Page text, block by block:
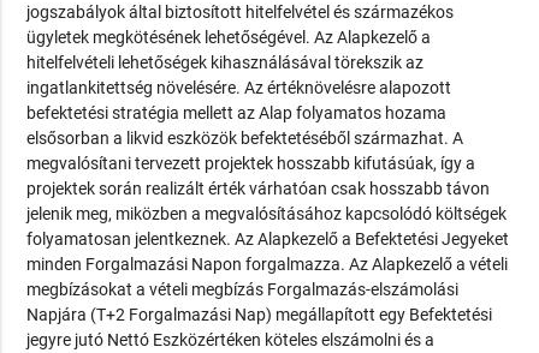
jogszabályok által biztosított hitelfelvétel és származékos
ügyletek megkötésének lehetőségével. Az Alapkezelő a
hitelfelvételi lehetőségek kihasználásával törekszik az
ingatlankitettség növelésére. Az értéknövelésre alapozott
befektetési stratégia mellett az Alap folyamatos hozama
elsősorban a likvid eszközök befektetéséből származhat. A
megvalósítani tervezett projektek hosszabb kifutásúak, így a
projektek során realizált érték várhatóan csak hosszabb távon
jelenik meg, miközben a megvalósításához kapcsolódó költségek
folyamatosan jelentkeznek. Az Alapkezelő a Befektetési Jegyeket
minden Forgalmazási Napon forgalmazza. Az Alapkezelő a vételi
megbízásokat a vételi megbízás Forgalmazás-elszámolási
Napjára (T+2 Forgalmazási Nap) megállapított egy Befektetési
jegyre jutó Nettó Eszközértéken köteles elszámolni és a